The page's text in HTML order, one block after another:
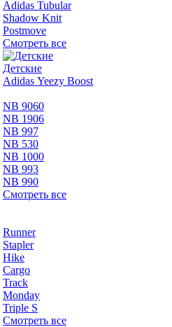
Adidas Tubular
Shadow Knit
Postmove
Смотреть все
Детские
Adidas Yeezy Boost
NB 9060
NB 1906
NB 997
NB 530
NB 1000
NB 993
NB 990
Смотреть все
Runner
Stapler
Hike
Cargo
Track
Monday
Triple S
Смотреть все